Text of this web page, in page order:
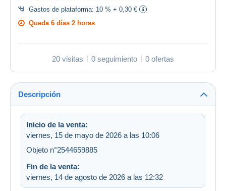
Gastos de plataforma: 10 % + 0,30 €
Queda 6 días 2 horas
20 visitas 0 seguimiento 0 ofertas
Descripción
Inicio de la venta:
viernes, 15 de mayo de 2026 a las 10:06
Objeto n°2544659885
Fin de la venta:
viernes, 14 de agosto de 2026 a las 12:32